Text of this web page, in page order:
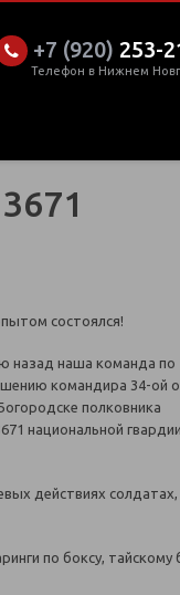
+7 (920) 253-
Телефон в Нижнем
состоялся!
назад наша команда по
командира 34-ой
полковника
национальной гвардии
действиях солдатах,
по боксу, тайскому